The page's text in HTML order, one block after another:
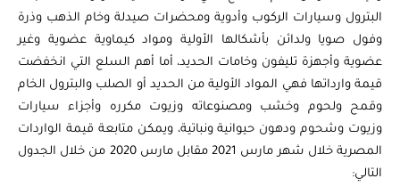
البترول وسيارات الركوب وأدوية ومحضرات صيدلة وخام الذهب وذرة
وفول صويا ولدائن بأشكالها الأولية ومواد كيماوية عضوية وغير
عضوية وأجهزة تليفون وخامات الحديد، أما أهم السلع التي انخفضت
قيمة وارداتها فهي المواد الأولية من الحديد أو الصلب والبترول الخام
وقمح ولحوم وخشب ومصنوعاته وزيوت مكرره وأجزاء سيارات
وزيوت وشحوم ودهون حيوانية ونباتية، ويمكن متابعة قيمة الواردات
المصرية خلال شهر مارس 2021 مقابل مارس 2020 من خلال الجدول
التالي: